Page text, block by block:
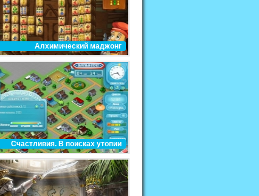
Алхимический маджонг
Счастливия. В поисках утопии